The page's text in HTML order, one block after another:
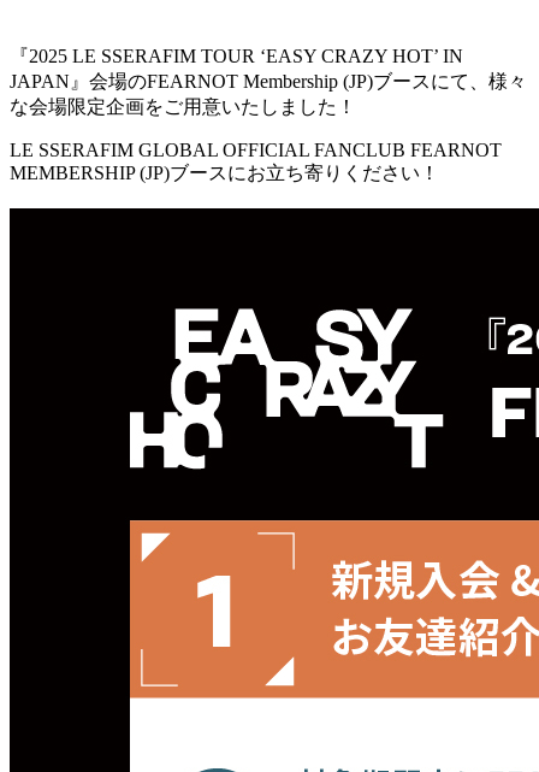
『2025 LE SSERAFIM TOUR ‘EASY CRAZY HOT’ IN
JAPAN』会場のFEARNOT Membership (JP)ブースにて、様々
な会場限定企画をご用意いたしました！
LE SSERAFIM GLOBAL OFFICIAL FANCLUB FEARNOT
MEMBERSHIP (JP)ブースにお立ち寄りください！